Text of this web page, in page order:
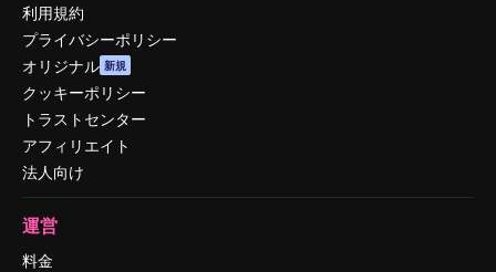
利用規約
プライバシーポリシー
オリジナル 新規
クッキーポリシー
トラストセンター
アフィリエイト
法人向け
運営
料金